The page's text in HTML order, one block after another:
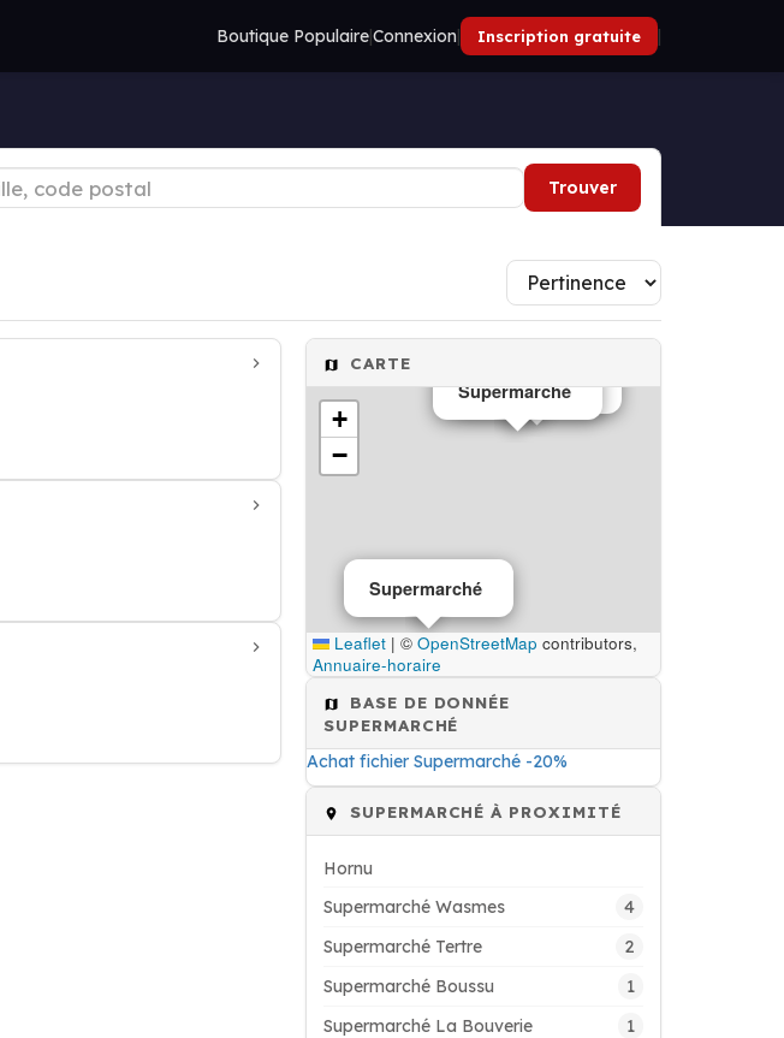
Boutique Populaire|Connexion| Inscription gratuite |
Trouver
CARTE
Supermarché
Supermarché
Supermarché
+
−
Leaflet | © OpenStreetMap contributors,
Annuaire-horaire
BASE DE DONNÉE
SUPERMARCHÉ
Achat fichier Supermarché -20%
SUPERMARCHÉ À PROXIMITÉ
Hornu
Supermarché Wasmes
4
Supermarché Tertre 2
Supermarché Boussu 1
Supermarché La Bouverie 1